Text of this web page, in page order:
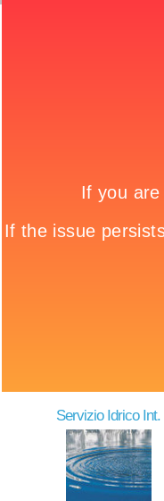
Servizio Idrico Int.